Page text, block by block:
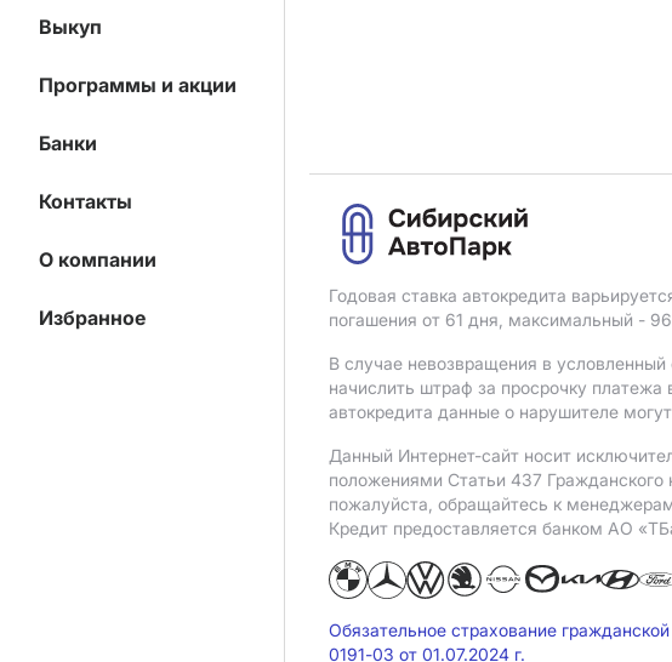
Выкуп
Программы и акции
Банки
Контакты
О компании
Избранное
Годовая ставка автокредита
погашения от 61 дня, максимальный -
В случае невозвращения в
начислить штраф за просрочку
автокредита данные о нарушителе
Данный Интернет-сайт носит
положениями Статьи 437 Гражданского
пожалуйста, обращайтесь к
Кредит предоставляется банком АO
Обязательное страхование
0191-03 от 01.07.2024 г.